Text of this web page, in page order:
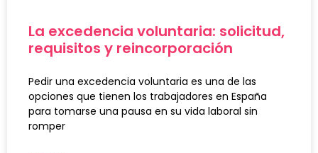
La excedencia voluntaria: solicitud,
requisitos y reincorporación
Pedir una excedencia voluntaria es una de las
opciones que tienen los trabajadores en España
para tomarse una pausa en su vida laboral sin
romper